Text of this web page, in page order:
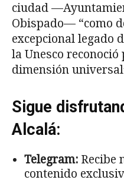
ciudad
Obispado— “como
excepcional legado
la Unesco
dimensión
Sigue
Alcalá:
Telegram: Recibe
contenido